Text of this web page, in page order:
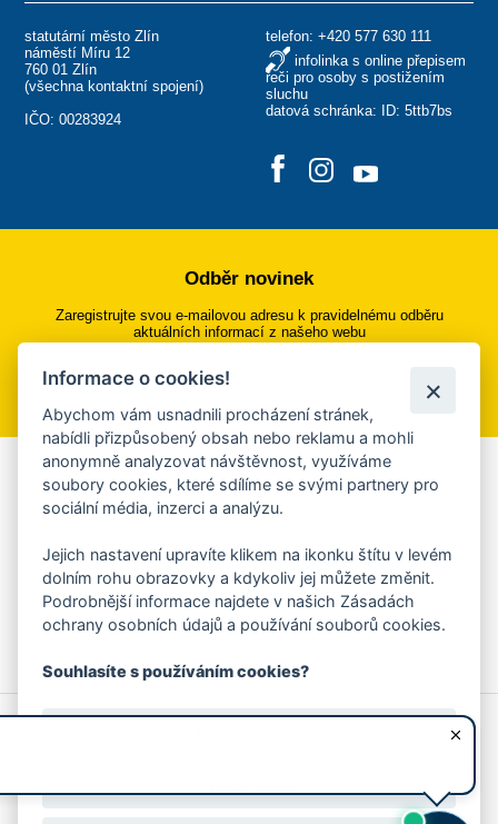
statutární město Zlín
náměstí Míru 12
760 01 Zlín
(všechna kontaktní spojení)
IČO: 00283924
telefon: +420 577 630 111
infolinka s online přepisem
řeči pro osoby s postižením
sluchu
datová schránka: ID: 5ttb7bs
Odběr novinek
Zaregistrujte svou e-mailovou adresu k pravidelnému odběru
aktuálních informací z našeho webu
Přihlásit se k odběru
Aplikace Mobilní rozhlas
Chcete dostávat do svého mobilu či mailu upozornění na
ankety, pozvánky na kulturní a sportovní akce?
Více informací o aplikaci
© 2026 Magistrát města Zlína
Prohlášení o používání cookies
Informace o cookies!
Abychom vám usnadnili procházení stránek,
nabídli přizpůsobený obsah nebo reklamu a mohli
anonymně analyzovat návštěvnost, využíváme
soubory cookies, které sdílíme se svými partnery pro
sociální média, inzerci a analýzu.
Jejich nastavení upravíte klikem na ikonku štítu v levém
dolním rohu obrazovky a kdykoliv jej můžete změnit.
Podrobnější informace najdete v našich Zásadách
ochrany osobních údajů a používání souborů cookies.
Souhlasíte s používáním cookies?